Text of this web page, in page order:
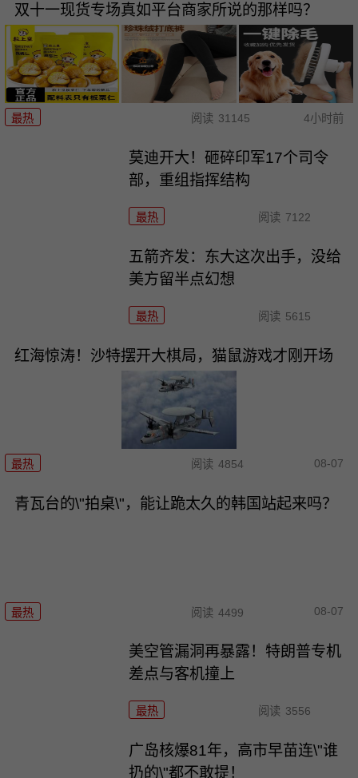
双十一现货专场真如平台商家所说的那样吗？
最热 阅读 31145 4小时前
莫迪开大！砸碎印军17个司令
部，重组指挥结构
最热 阅读 7122
五箭齐发：东大这次出手，没给
美方留半点幻想
最热 阅读 5615
红海惊涛！沙特摆开大棋局，猫鼠游戏才刚开场
最热 阅读 4854 08-07
青瓦台的\"拍桌\"，能让跪太久的韩国站起来吗？
最热 阅读 4499 08-07
美空管漏洞再暴露！特朗普专机
差点与客机撞上
最热 阅读 3556
广岛核爆81年，高市早苗连\"谁
扔的\"都不敢提！